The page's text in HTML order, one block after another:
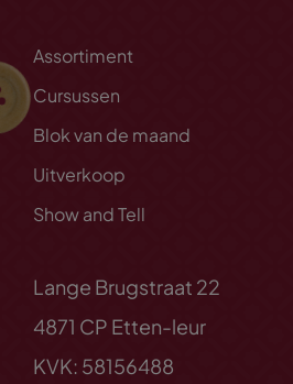
Assortiment
Cursussen
Blok van de maand
Uitverkoop
Show and Tell
Lange Brugstraat 22
4871 CP Etten-leur
KVK: 58156488